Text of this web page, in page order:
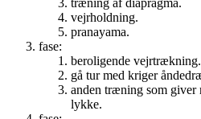
vejrholdning.
pranayama.
fase:
beroligende vejrtrækning.
gå tur med kriger
anden træning som giver
lykke.